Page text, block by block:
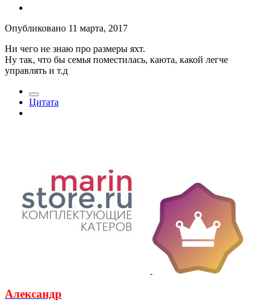
Опубликовано 11 марта, 2017
Ни чего не знаю про размеры яхт.
Ну так, что бы семья поместилась, каюта, какой легче
управлять и т.д
Цитата
Александр